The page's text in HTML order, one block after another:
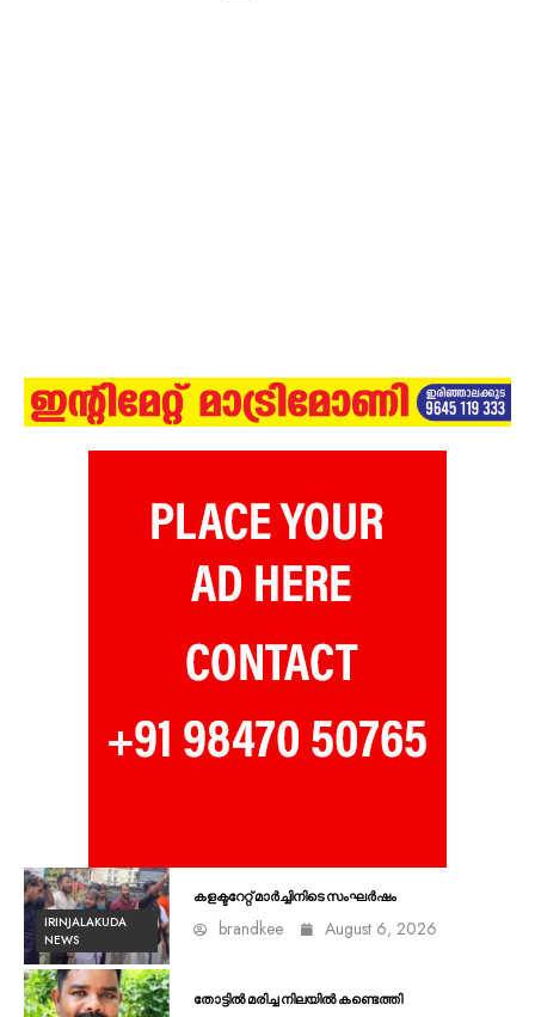
IRINJALAKUDA
NEWS
കളക്ടറേറ്റ് മാർച്ചിനിടെ സംഘർഷം
brandkee August 6, 2026
തോട്ടിൽ മരിച്ച നിലയിൽ കണ്ടെത്തി